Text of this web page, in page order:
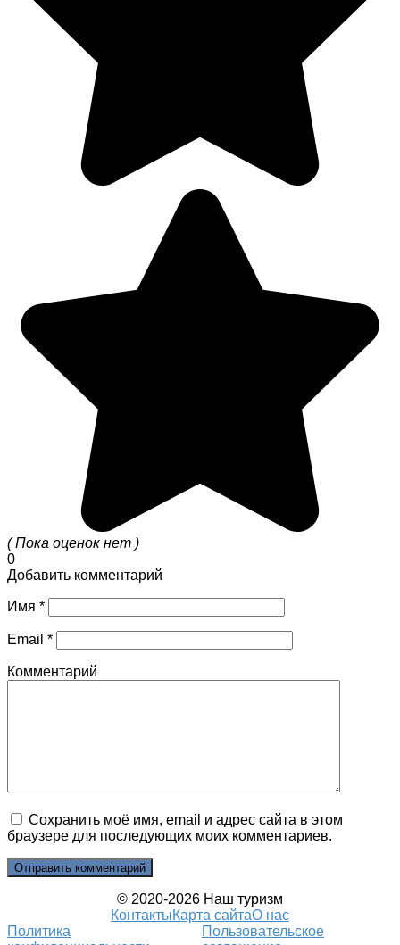
( Пока оценок нет )
0
Добавить комментарий
Имя *
Email *
Комментарий
Сохранить моё имя, email и адрес сайта в этом
браузере для последующих моих комментариев.
© 2020-2026 Наш туризм
КонтактыКарта сайтаО нас
Политика
Пользовательское